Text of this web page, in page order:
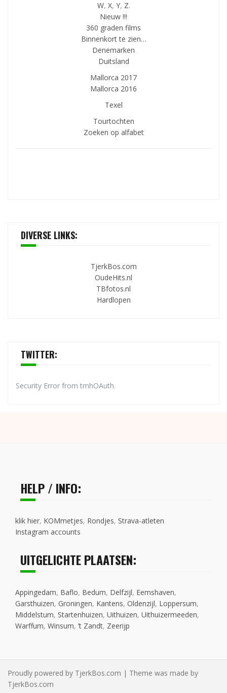
W, X, Y, Z.
Nieuw !!!
360 graden films
Binnenkort te zien…
Denemarken
Duitsland
Mallorca 2017
Mallorca 2016
Texel
Tourtochten
Zoeken op alfabet
DIVERSE LINKS:
TjerkBos.com
OudeHits.nl
TBfotos.nl
Hardlopen
TWITTER:
Security Error from tmhOAuth.
HELP / INFO:
klik hier, KOMmetjes, Rondjes, Strava-atleten
Instagram accounts
UITGELICHTE PLAATSEN:
Appingedam, Baflo, Bedum, Delfzijl, Eemshaven,
Garsthuizen, Groningen, Kantens, Oldenzijl, Loppersum,
Middelstum, Startenhuizen, Uithuizen, Uithuizermeeden,
Warffum, Winsum, ’t Zandt, Zeerijp
Proudly powered by TjerkBos.com | Theme was made by
TjerkBos.com